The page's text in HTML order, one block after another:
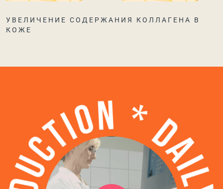
УВЕЛИЧЕНИЕ СОДЕРЖАНИЯ КОЛЛАГЕНА В
КОЖЕ